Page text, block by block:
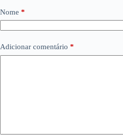
Nome *
Adicionar comentário *